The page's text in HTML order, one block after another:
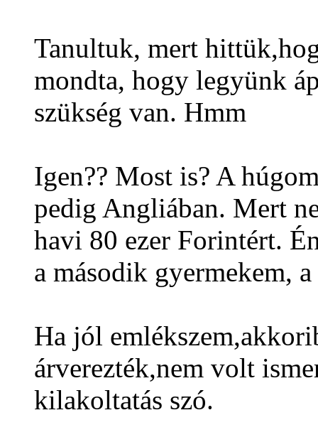
Tanultuk, mert
mondta, hogy legyünk
szükség van. Hmm
Igen?? Most is? A
pedig Angliában. Mert
havi 80 ezer Forintért.
a második gyermekem,
Ha jól emlékszem,akkor
árverezték,nem volt
kilakoltatás szó.